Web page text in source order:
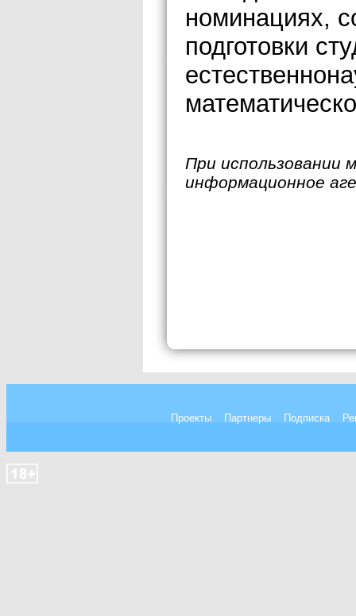
номинациях,
подготовки
При использовании
информационное
Проекты Партнеры Подписка